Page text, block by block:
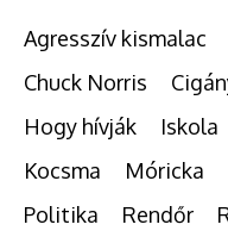
Agresszív kismalac
Chuck Norris
Hogy hívják
Iskola
Kocsma
Móricka
Politika
Rendőr